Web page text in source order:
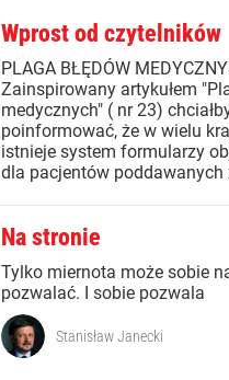
Wprost od czytelników
PLAGA BŁĘDÓW
Zainspirowany artykułem
medycznych" ( nr 23)
poinformować, że w wielu
istnieje system formularzy
dla pacjentów poddawanych
Na stronie
Tylko miernota może sobie
pozwalać. I sobie pozwala
Stanisław Janecki